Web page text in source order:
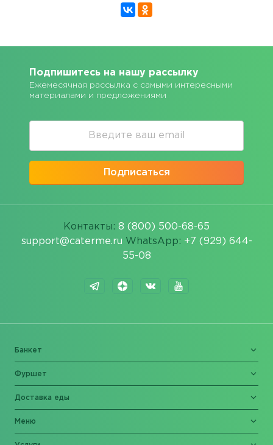
Подпишитесь на нашу рассылку
Ежемесячная рассылка с самыми интересными
материалами и предложениями
Подписаться
Контакты: 8 (800) 500-68-65
support@caterme.ru WhatsApp: +7 (929) 644-
55-08
Банкет
Фуршет
Доставка еды
Меню